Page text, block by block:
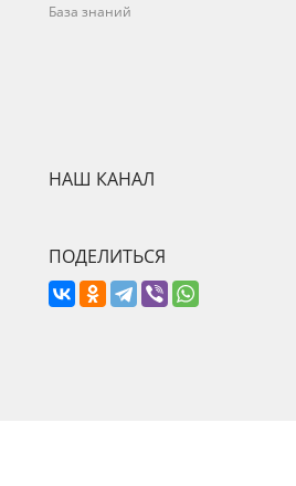
База знаний
НАШ КАНАЛ
ПОДЕЛИТЬСЯ